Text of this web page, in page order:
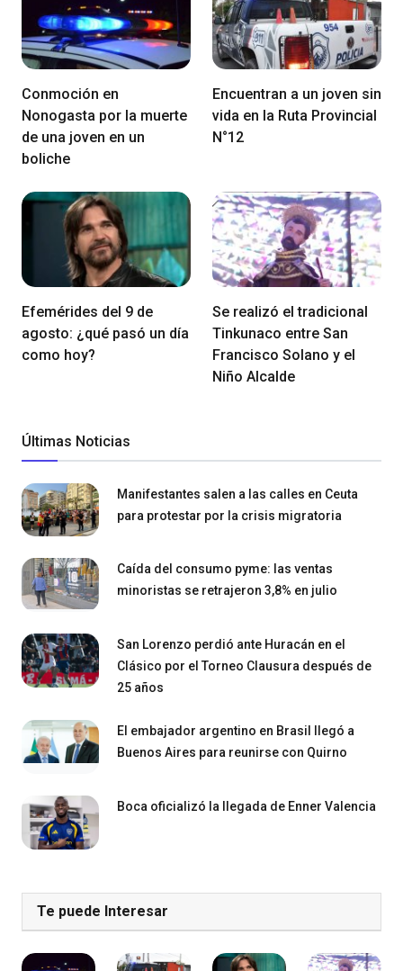
Conmoción en
Nonogasta por la muerte
de una joven en un
boliche
Encuentran a un joven sin
vida en la Ruta Provincial
N°12
Efemérides del 9 de
agosto: ¿qué pasó un día
como hoy?
Se realizó el tradicional
Tinkunaco entre San
Francisco Solano y el
Niño Alcalde
Últimas Noticias
Manifestantes salen a las calles en Ceuta
para protestar por la crisis migratoria
Caída del consumo pyme: las ventas
minoristas se retrajeron 3,8% en julio
San Lorenzo perdió ante Huracán en el
Clásico por el Torneo Clausura después de
25 años
El embajador argentino en Brasil llegó a
Buenos Aires para reunirse con Quirno
Boca oficializó la llegada de Enner Valencia
Te puede Interesar